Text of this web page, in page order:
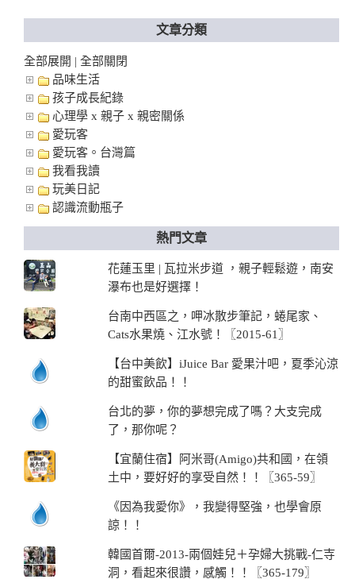
文章分類
全部展開 | 全部關閉
品味生活
孩子成長紀錄
心理學 x 親子 x 親密關係
愛玩客
愛玩客。台灣篇
我看我讀
玩美日記
認識流動瓶子
熱門文章
花蓮玉里 | 瓦拉米步道 ，親子輕鬆遊，南安
瀑布也是好選擇！
台南中西區之，呷冰散步筆記，蜷尾家、
Cats水果燒、江水號！〖2015-61〗
【台中美飲】iJuice Bar 愛果汁吧，夏季沁涼
的甜蜜飲品！！
台北的夢，你的夢想完成了嗎？大支完成
了，那你呢？
【宜蘭住宿】阿米哥(Amigo)共和國，在領
土中，要好好的享受自然！！〖365-59〗
《因為我愛你》，我變得堅強，也學會原
諒！！
韓國首爾-2013-兩個娃兒＋孕婦大挑戰-仁寺
洞，看起來很讚，感觸！！〖365-179〗